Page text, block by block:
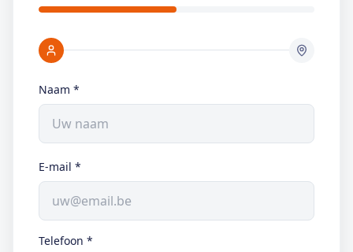
Naam *
E-mail *
Telefoon *